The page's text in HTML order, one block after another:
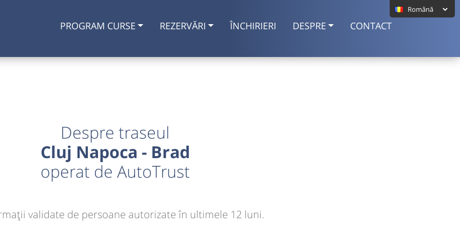
PROGRAM CURSE REZERVĂRI ÎNCHIRIERI DESPRE CONTACT
Despre traseul
Cluj Napoca - Brad
operat de AutoTrust
validate de persoane autorizate în ultimele 12 luni.